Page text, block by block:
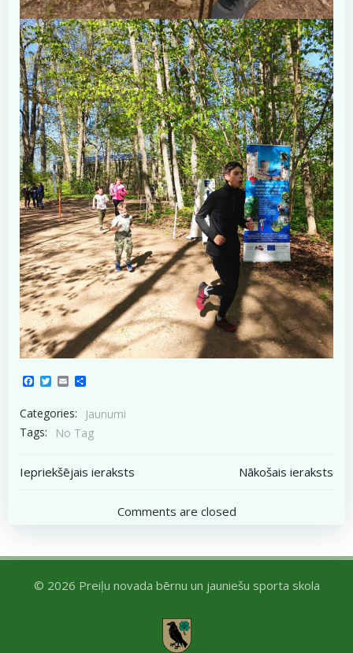
Facebook
Twitter
Email
Categories:
Jaunumi
Tags:
No Tag
Post
navigation
Iepriekšējais ieraksts
navigation
Nākošais ieraksts
Comments are closed
© 2026 Preiļu novada bērnu un jauniešu sporta skola